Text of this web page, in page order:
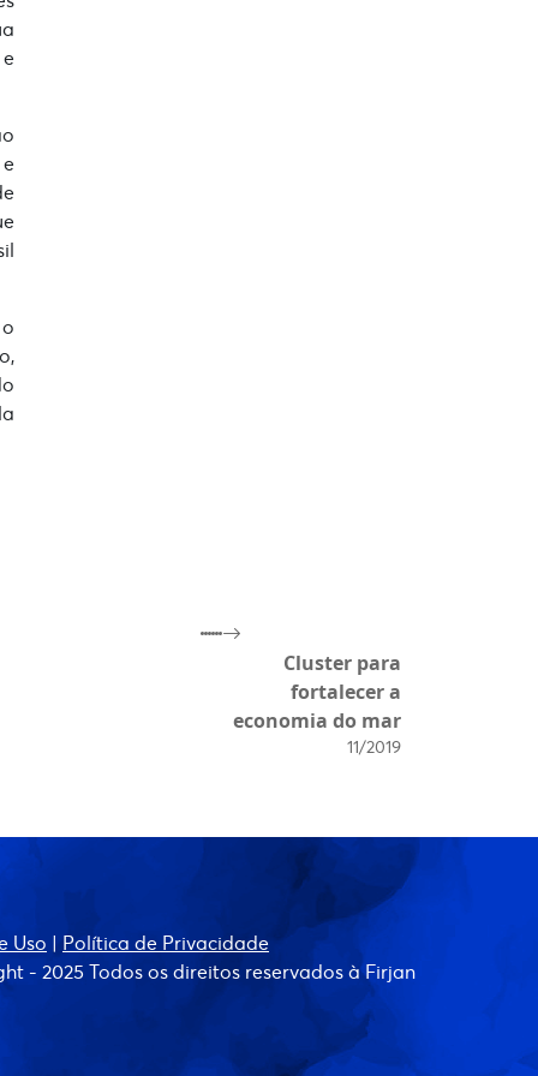
Cluster para
fortalecer a
economia do mar
11/2019
Uso | Política de Privacidade
- 2025 Todos os direitos reservados à Firjan